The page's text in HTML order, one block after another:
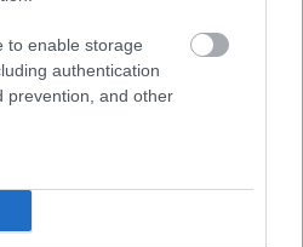
to enable storage
authentication
prevention, and other